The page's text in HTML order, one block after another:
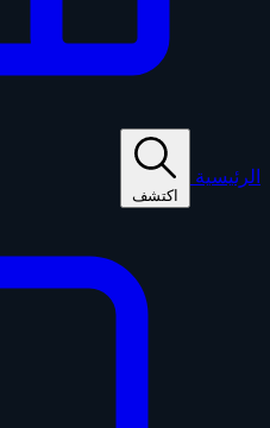
الرئيسية
اكتشف